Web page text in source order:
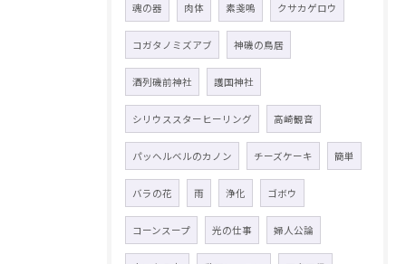
魂の器 肉体 素戔嗚 クサカゲロウ
コガタノミズアブ 神磯の鳥居
酒列磯前神社 護国神社
シリウススターヒーリング 高崎観音
パッヘルベルのカノン チーズケーキ 簡単
バラの花 雨 浄化 ゴボウ
コーンスープ 光の仕事 婦人公論